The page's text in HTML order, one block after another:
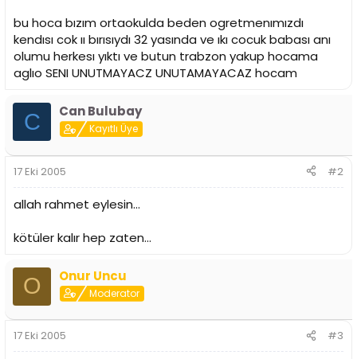
bu hoca bızım ortaokulda beden ogretmenımızdı
kendısı cok ıı bırısıydı 32 yasında ve ıkı cocuk babası anı
olumu herkesı yıktı ve butun trabzon yakup hocama
aglıo SENI UNUTMAYACZ UNUTAMAYACAZ hocam
C Can Bulubay
Kayıtlı Üye
17 Eki 2005 #2
allah rahmet eylesin...
kötüler kalır hep zaten...
O Onur Uncu
Moderator
17 Eki 2005 #3